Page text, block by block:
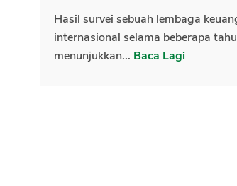
Hasil survei sebuah lembaga
internasional selama beberapa
menunjukkan... Baca Lagi